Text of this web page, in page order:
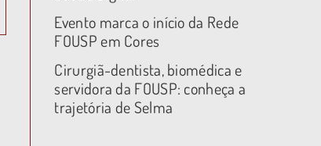
Evento marca o início da Rede
FOUSP em Cores
Cirurgiã-dentista, biomédica e
servidora da FOUSP: conheça a
trajetória de Selma